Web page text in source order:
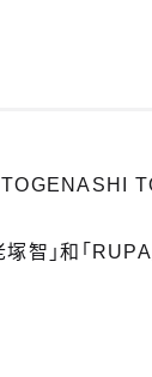
TOGENASHI
塚智」和「RUPA